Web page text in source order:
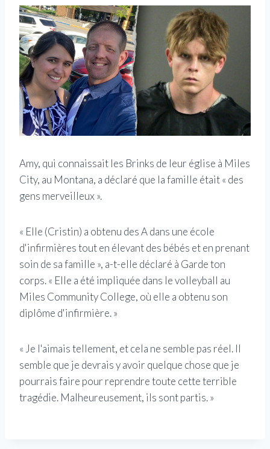
Amy, qui connaissait les Brinks de leur église à Miles
City, au Montana, a déclaré que la famille était « des
gens merveilleux ».
« Elle (Cristin) a obtenu des A dans une école
d'infirmières tout en élevant des bébés et en prenant
soin de sa famille », a-t-elle déclaré à Garde ton
corps. « Elle a été impliquée dans le volleyball au
Miles Community College, où elle a obtenu son
diplôme d'infirmière. »
« Je l'aimais tellement, et cela ne semble pas réel. Il
semble que je devrais y avoir quelque chose que je
pourrais faire pour reprendre toute cette terrible
tragédie. Malheureusement, ils sont partis. »